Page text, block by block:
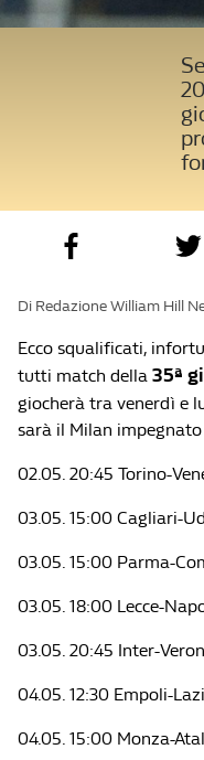
Di Redazione William Hill
Ecco squalificati,
tutti match della 35ª
giocherà tra venerdì e
sarà il Milan
02.05. 20:45 Torino-
03.05. 15:00 Cagliari-
03.05. 15:00 Parma-
03.05. 18:00 Lecce-
03.05. 20:45 Inter-
04.05. 12:30 Empoli-
04.05. 15:00 Monza-